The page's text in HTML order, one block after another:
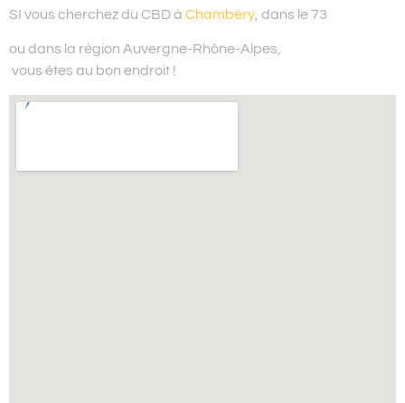
SI vous cherchez du CBD à Chambéry , dans le 73
ou dans la région Auvergne-Rhône-Alpes,
vous êtes au bon endroit !